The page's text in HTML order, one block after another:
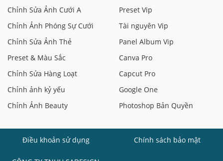
Chỉnh Sửa Ảnh Cưới A
Chỉnh Ảnh Phóng Sự Cưới
Chỉnh Sửa Ảnh Thẻ
Preset & Màu Sắc
Chỉnh Sửa Hàng Loạt
Chỉnh ảnh kỷ yếu
Chỉnh Ảnh Beauty
Preset Vip
Tài nguyên Vip
Panel Album Vip
Canva Pro
Capcut Pro
Google One
Photoshop Bản Quyền
Điều khoản sử dụng Chính sách bảo mật